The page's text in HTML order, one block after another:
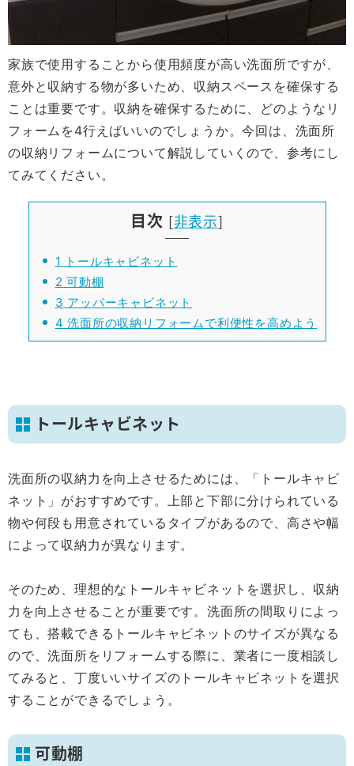
家族で使用することから使用頻度が高い洗面所ですが、
意外と収納する物が多いため、収納スペースを確保する
ことは重要です。収納を確保するために、どのようなリ
フォームを4行えばいいのでしょうか。今回は、洗面所
の収納リフォームについて解説していくので、参考にし
てみてください。
目次 [非表示]
1
トールキャビネット
2 可動棚
3 アッパーキャビネット
4 洗面所の収納リフォームで利便性を高めよう
トールキャビネット
洗面所の収納力を向上させるためには、「トールキャビ
ネット」がおすすめです。上部と下部に分けられている
物や何段も用意されているタイプがあるので、高さや幅
によって収納力が異なります。
そのため、理想的なトールキャビネットを選択し、収納
力を向上させることが重要です。洗面所の間取りによっ
ても、搭載できるトールキャビネットのサイズが異なる
ので、洗面所をリフォームする際に、業者に一度相談し
てみると、丁度いいサイズのトールキャビネットを選択
することができるでしょう。
可動棚